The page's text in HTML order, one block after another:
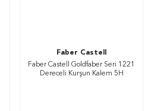
Faber Castell
Faber Castell Goldfaber Seri 1221
Dereceli Kurşun Kalem 5H